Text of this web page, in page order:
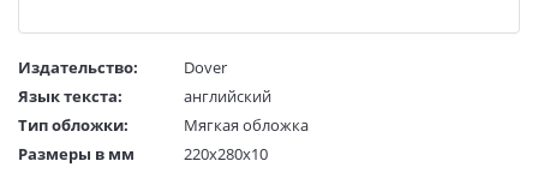
Издательство:
Dover
Язык текста:
английский
Тип обложки:
Мягкая обложка
Размеры в мм
220x280x10